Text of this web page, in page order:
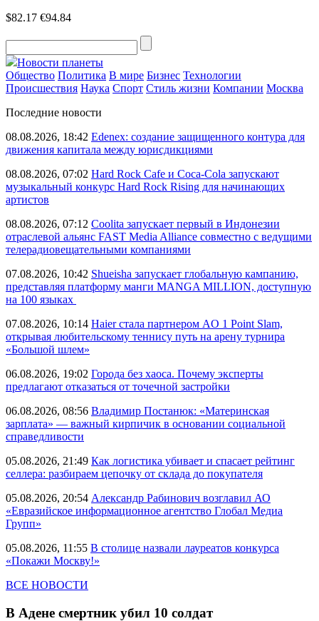
$82.17 €94.84
Новости планеты
Общество Политика В мире Бизнес Технологии
Происшествия Наука Спорт Стиль жизни Компании Москва
Последние новости
08.08.2026, 18:42 Edenex: создание защищенного контура для
движения капитала между юрисдикциями
08.08.2026, 07:02 Hard Rock Cafe и Coca-Cola запускают
музыкальный конкурс Hard Rock Rising для начинающих
артистов
08.08.2026, 07:12 Coolita запускает первый в Индонезии
отраслевой альянс FAST Media Alliance совместно с ведущими
телерадиовещательными компаниями
07.08.2026, 10:42 Shueisha запускает глобальную кампанию,
представляя платформу манги MANGA MILLION, доступную
на 100 языках
07.08.2026, 10:14 Haier стала партнером AO 1 Point Slam,
открывая любительскому теннису путь на арену турнира
«Большой шлем»
06.08.2026, 19:02 Города без хаоса. Почему эксперты
предлагают отказаться от точечной застройки
06.08.2026, 08:56 Владимир Постанюк: «Материнская
зарплата» — важный кирпичик в основании социальной
справедливости
05.08.2026, 21:49 Как логистика убивает и спасает рейтинг
селлера: разбираем цепочку от склада до покупателя
05.08.2026, 20:54 Александр Рабинович возглавил АО
«Евразийское информационное агентство Глобал Медиа
Групп»
05.08.2026, 11:55 В столице назвали лауреатов конкурса
«Покажи Москву!»
ВСЕ НОВОСТИ
В Адене смертник убил 10 солдат